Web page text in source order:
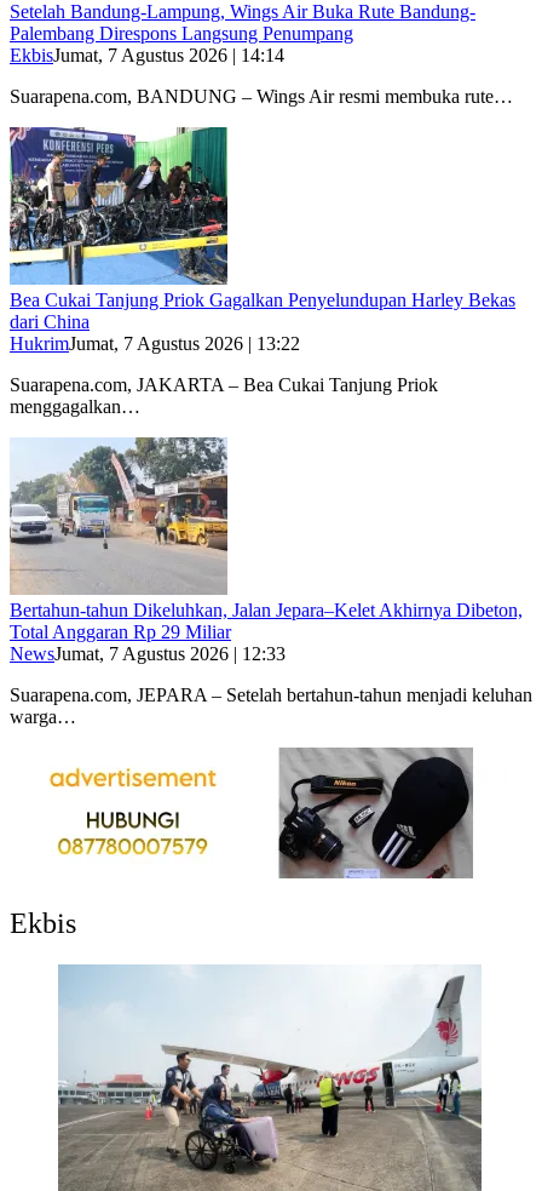
Setelah Bandung-Lampung, Wings Air Buka Rute Bandung-
Palembang Direspons Langsung Penumpang
EkbisJumat, 7 Agustus 2026 | 14:14
Suarapena.com, BANDUNG – Wings Air resmi membuka rute…
Bea Cukai Tanjung Priok Gagalkan Penyelundupan Harley Bekas
dari China
HukrimJumat, 7 Agustus 2026 | 13:22
Suarapena.com, JAKARTA – Bea Cukai Tanjung Priok
menggagalkan…
Bertahun-tahun Dikeluhkan, Jalan Jepara–Kelet Akhirnya Dibeton,
Total Anggaran Rp 29 Miliar
NewsJumat, 7 Agustus 2026 | 12:33
Suarapena.com, JEPARA – Setelah bertahun-tahun menjadi keluhan
warga…
Ekbis